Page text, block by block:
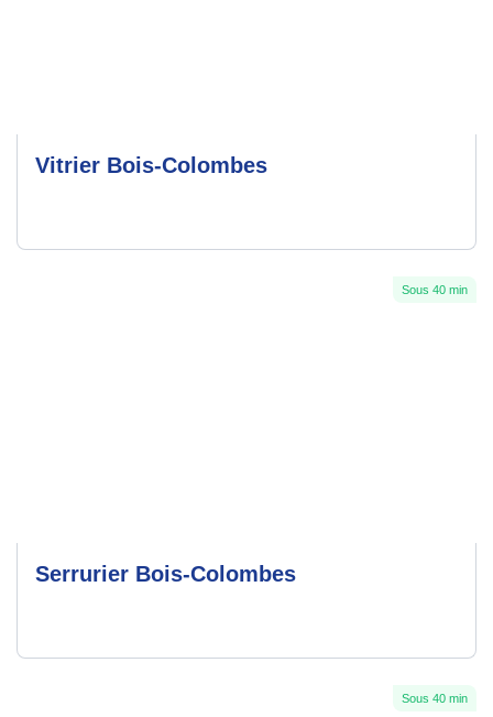
Vitrier Bois-Colombes
Sous 40 min
Serrurier Bois-Colombes
Sous 40 min